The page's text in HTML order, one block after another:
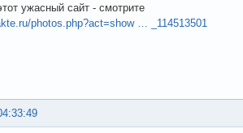
ужасный сайт - смотрите
photos.php?act=show … _114513501